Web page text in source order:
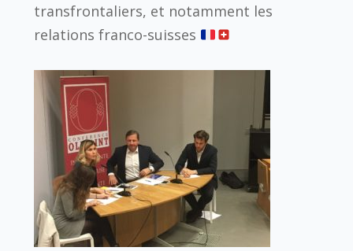
transfrontaliers, et notamment les
relations franco-suisses